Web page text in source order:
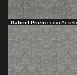
- Gabriel Prieto como